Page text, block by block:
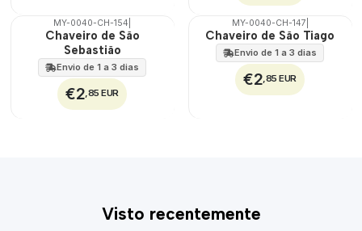
🇵🇹
MY-0040-CH-154
Chaveiro de São
Sebastião
Envio de 1 a 3 dias
€2,85 EUR
🇵🇹
100%
MY-0040-CH-147
Chaveiro de São Tiago
Envio de 1 a 3 dias
€2,85 EUR
Visto recentemente